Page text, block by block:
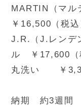
MARTIN（マ
￥16,500（税込
J.R.（J.レンデ
ル ￥17,600（
丸洗い ￥
納期 約3週間